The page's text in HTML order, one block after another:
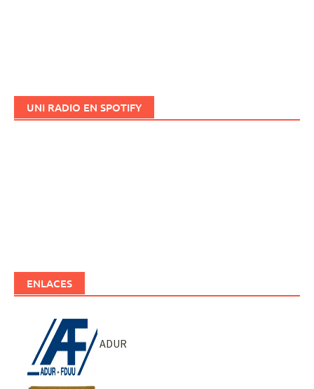
UNI RADIO EN SPOTIFY
ENLACES
ADUR